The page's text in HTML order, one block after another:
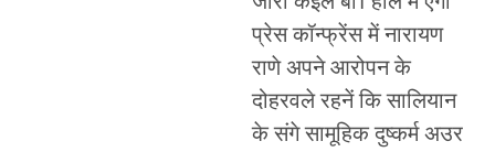
प्रेस कॉन्फ्रेंस में नारायण
राणे अपने आरोपन के
दोहरवले रहनें कि सालियान
के संगे सामूहिक दुष्कर्म अउर